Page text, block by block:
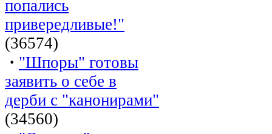
попались
привередливые!"
(36574)
· "Шпоры" готовы
заявить о себе в
дерби с "канонирами"
(34560)